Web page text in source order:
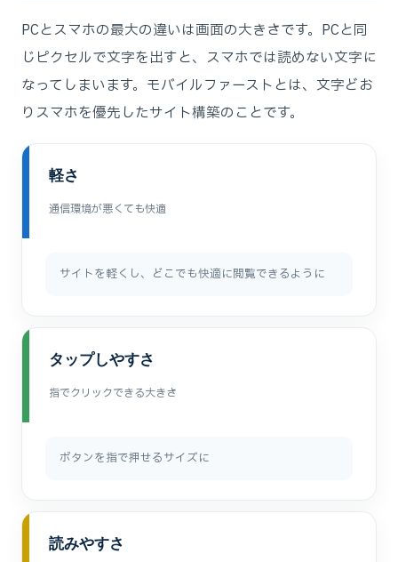
PCとスマホの最大の違いは画面の大きさです。PCと同
じピクセルで文字を出すと、スマホでは読めない文字に
なってしまいます。モバイルファーストとは、文字どお
りスマホを優先したサイト構築のことです。
軽さ
通信環境が悪くても快適
サイトを軽くし、どこでも快適に閲覧できるように
タップしやすさ
指でクリックできる大きさ
ボタンを指で押せるサイズに
読みやすさ